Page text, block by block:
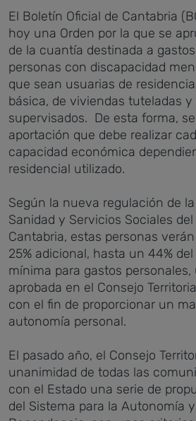
El Boletín Oficial de Cantabria
hoy una Orden por la que se
de la cuantía destinada a
personas con discapacidad
que sean usuarias de
básica, de viviendas tuteladas
supervisados. De esta forma,
aportación que debe realizar
capacidad económica
residencial utilizado.
Según la nueva regulación de
Sanidad y Servicios Sociales
Cantabria, estas personas
25% adicional, hasta un 44%
mínima para gastos
aprobada en el Consejo
con el fin de proporcionar un
autonomía personal.
El pasado año, el Consejo
unanimidad de todas las
con el Estado una serie de
del Sistema para la Autonomía